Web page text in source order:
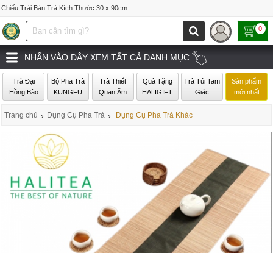
Chiếu Trải Bàn Trà Kích Thước 30 x 90cm
0
NHẤN VÀO ĐÂY XEM TẤT CẢ DANH MỤC
Trà Đại
Hồng Bào
Bộ Pha Trà
KUNGFU
Trà Thiết
Quan Âm
Quà Tặng
HALIGIFT
Trà Túi Tam
Giác
Sản phẩm
mới nhất
Trang chủ › Dụng Cụ Pha Trà › Dụng Cụ Pha Trà Khác